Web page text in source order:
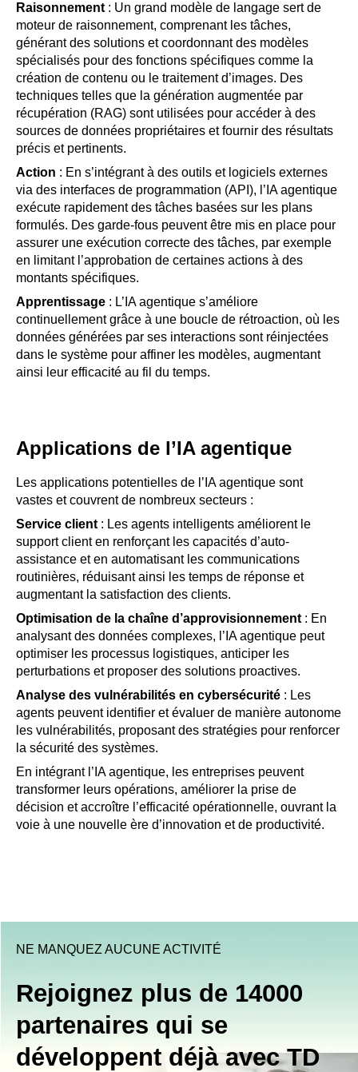
Raisonnement : Un grand modèle de langage sert de
moteur de raisonnement, comprenant les tâches,
générant des solutions et coordonnant des modèles
spécialisés pour des fonctions spécifiques comme la
création de contenu ou le traitement d’images. Des
techniques telles que la génération augmentée par
récupération (RAG) sont utilisées pour accéder à des
sources de données propriétaires et fournir des résultats
précis et pertinents.
Action : En s’intégrant à des outils et logiciels externes
via des interfaces de programmation (API), l’IA agentique
exécute rapidement des tâches basées sur les plans
formulés. Des garde-fous peuvent être mis en place pour
assurer une exécution correcte des tâches, par exemple
en limitant l’approbation de certaines actions à des
montants spécifiques.
Apprentissage : L’IA agentique s’améliore
continuellement grâce à une boucle de rétroaction, où les
données générées par ses interactions sont réinjectées
dans le système pour affiner les modèles, augmentant
ainsi leur efficacité au fil du temps.
Applications de l’IA agentique
Les applications potentielles de l’IA agentique sont
vastes et couvrent de nombreux secteurs :
Service client : Les agents intelligents améliorent le
support client en renforçant les capacités d’auto-
assistance et en automatisant les communications
routinières, réduisant ainsi les temps de réponse et
augmentant la satisfaction des clients.
Optimisation de la chaîne d’approvisionnement : En
analysant des données complexes, l’IA agentique peut
optimiser les processus logistiques, anticiper les
perturbations et proposer des solutions proactives.
Analyse des vulnérabilités en cybersécurité : Les
agents peuvent identifier et évaluer de manière autonome
les vulnérabilités, proposant des stratégies pour renforcer
la sécurité des systèmes.
En intégrant l’IA agentique, les entreprises peuvent
transformer leurs opérations, améliorer la prise de
décision et accroître l’efficacité opérationnelle, ouvrant la
voie à une nouvelle ère d’innovation et de productivité.
NE MANQUEZ AUCUNE ACTIVITÉ
Rejoignez plus de 14000
partenaires qui se
développent déjà avec TD